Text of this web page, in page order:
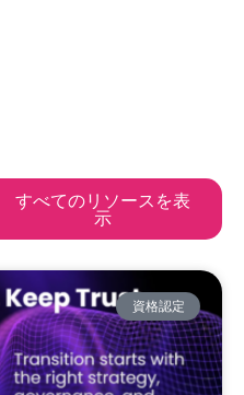
すべてのリソースを表
示
資格認定